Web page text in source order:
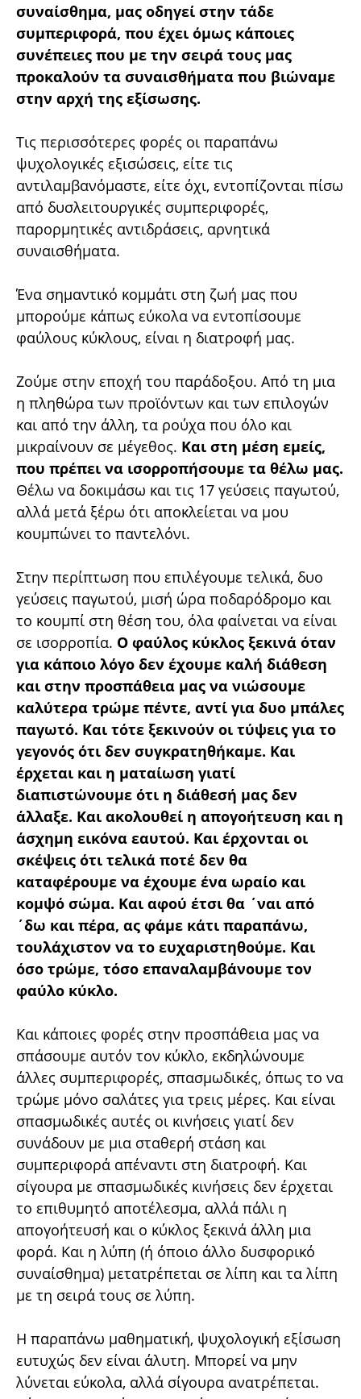
συναίσθημα, μας οδηγεί στην τάδε
συμπεριφορά, που έχει όμως κάποιες
συνέπειες που με την σειρά τους μας
προκαλούν τα συναισθήματα που βιώναμε
στην αρχή της εξίσωσης.
Τις περισσότερες φορές οι παραπάνω
ψυχολογικές εξισώσεις, είτε τις
αντιλαμβανόμαστε, είτε όχι, εντοπίζονται πίσω
από δυσλειτουργικές συμπεριφορές,
παρορμητικές αντιδράσεις, αρνητικά
συναισθήματα.
Ένα σημαντικό κομμάτι στη ζωή μας που
μπορούμε κάπως εύκολα να εντοπίσουμε
φαύλους κύκλους, είναι η διατροφή μας.
Ζούμε στην εποχή του παράδοξου. Από τη μια
η πληθώρα των προϊόντων και των επιλογών
και από την άλλη, τα ρούχα που όλο και
μικραίνουν σε μέγεθος. Και στη μέση εμείς,
που πρέπει να ισορροπήσουμε τα θέλω μας.
Θέλω να δοκιμάσω και τις 17 γεύσεις παγωτού,
αλλά μετά ξέρω ότι αποκλείεται να μου
κουμπώνει το παντελόνι.
Στην περίπτωση που επιλέγουμε τελικά, δυο
γεύσεις παγωτού, μισή ώρα ποδαρόδρομο και
το κουμπί στη θέση του, όλα φαίνεται να είναι
σε ισορροπία. Ο φαύλος κύκλος ξεκινά όταν
για κάποιο λόγο δεν έχουμε καλή διάθεση
και στην προσπάθεια μας να νιώσουμε
καλύτερα τρώμε πέντε, αντί για δυο μπάλες
παγωτό. Και τότε ξεκινούν οι τύψεις για το
γεγονός ότι δεν συγκρατηθήκαμε. Και
έρχεται και η ματαίωση γιατί
διαπιστώνουμε ότι η διάθεσή μας δεν
άλλαξε. Και ακολουθεί η απογοήτευση και η
άσχημη εικόνα εαυτού. Και έρχονται οι
σκέψεις ότι τελικά ποτέ δεν θα
καταφέρουμε να έχουμε ένα ωραίο και
κομψό σώμα. Και αφού έτσι θα ΄ναι από
΄δω και πέρα, ας φάμε κάτι παραπάνω,
τουλάχιστον να το ευχαριστηθούμε. Και
όσο τρώμε, τόσο επαναλαμβάνουμε τον
φαύλο κύκλο.
Και κάποιες φορές στην προσπάθεια μας να
σπάσουμε αυτόν τον κύκλο, εκδηλώνουμε
άλλες συμπεριφορές, σπασμωδικές, όπως το να
τρώμε μόνο σαλάτες για τρεις μέρες. Και είναι
σπασμωδικές αυτές οι κινήσεις γιατί δεν
συνάδουν με μια σταθερή στάση και
συμπεριφορά απέναντι στη διατροφή. Και
σίγουρα με σπασμωδικές κινήσεις δεν έρχεται
το επιθυμητό αποτέλεσμα, αλλά πάλι η
απογοήτευσή και ο κύκλος ξεκινά άλλη μια
φορά. Και η λύπη (ή όποιο άλλο δυσφορικό
συναίσθημα) μετατρέπεται σε λίπη και τα λίπη
με τη σειρά τους σε λύπη.
Η παραπάνω μαθηματική, ψυχολογική εξίσωση
ευτυχώς δεν είναι άλυτη. Μπορεί να μην
λύνεται εύκολα, αλλά σίγουρα ανατρέπεται.